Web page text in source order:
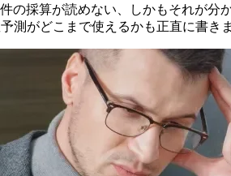
の採算が読めない、しかもそれが
測がどこまで使えるかも正直に書きま